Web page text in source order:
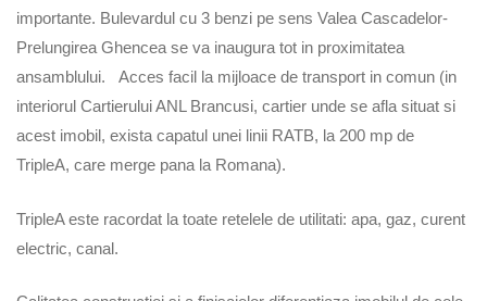
importante. Bulevardul cu 3 benzi pe sens Valea Cascadelor-
Prelungirea Ghencea se va inaugura tot in proximitatea
ansamblului. Acces facil la mijloace de transport in comun (in
interiorul Cartierului ANL Brancusi, cartier unde se afla situat si
acest imobil, exista capatul unei linii RATB, la 200 mp de
TripleA, care merge pana la Romana).
TripleA este racordat la toate retelele de utilitati: apa, gaz, curent
electric, canal.